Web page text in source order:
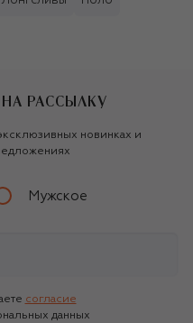
РАССЫЛКУ
новинках и
Мужское
согласие
данных